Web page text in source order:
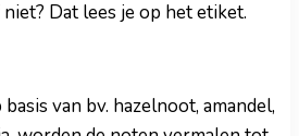
Dat lees je op het etiket.
van bv. hazelnoot, amandel,